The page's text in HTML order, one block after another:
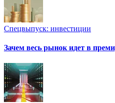
Спецвыпуск: инвестиции
Зачем весь рынок идет в